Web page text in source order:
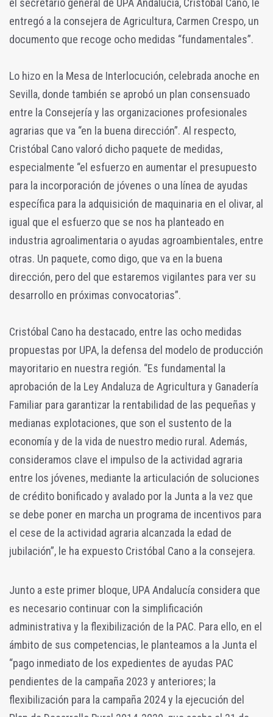
entregó a la consejera de Agricultura, Carmen Crespo, un
documento que recoge ocho medidas “fundamentales”.
Lo hizo en la Mesa de Interlocución, celebrada anoche en
Sevilla, donde también se aprobó un plan consensuado
entre la Consejería y las organizaciones profesionales
agrarias que va “en la buena dirección”. Al respecto,
Cristóbal Cano valoró dicho paquete de medidas,
especialmente “el esfuerzo en aumentar el presupuesto
para la incorporación de jóvenes o una línea de ayudas
específica para la adquisición de maquinaria en el olivar, al
igual que el esfuerzo que se nos ha planteado en
industria agroalimentaria o ayudas agroambientales, entre
otras. Un paquete, como digo, que va en la buena
dirección, pero del que estaremos vigilantes para ver su
desarrollo en próximas convocatorias”.
Cristóbal Cano ha destacado, entre las ocho medidas
propuestas por UPA, la defensa del modelo de producción
mayoritario en nuestra región. “Es fundamental la
aprobación de la Ley Andaluza de Agricultura y Ganadería
Familiar para garantizar la rentabilidad de las pequeñas y
medianas explotaciones, que son el sustento de la
economía y de la vida de nuestro medio rural. Además,
consideramos clave el impulso de la actividad agraria
entre los jóvenes, mediante la articulación de soluciones
de crédito bonificado y avalado por la Junta a la vez que
se debe poner en marcha un programa de incentivos para
el cese de la actividad agraria alcanzada la edad de
jubilación”, le ha expuesto Cristóbal Cano a la consejera.
Junto a este primer bloque, UPA Andalucía considera que
es necesario continuar con la simplificación
administrativa y la flexibilización de la PAC. Para ello, en el
ámbito de sus competencias, le planteamos a la Junta el
“pago inmediato de los expedientes de ayudas PAC
pendientes de la campaña 2023 y anteriores; la
flexibilización para la campaña 2024 y la ejecución del